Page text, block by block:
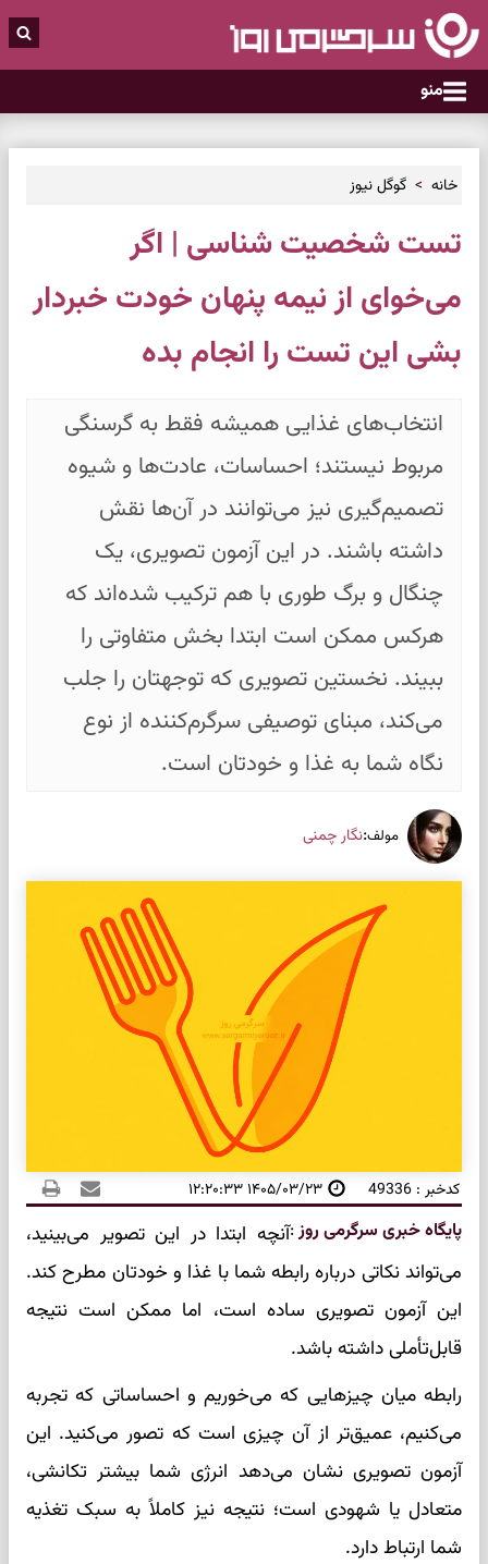
منو
خانه گوگل نیوز
تست شخصیت شناسی | اگر
می‌خوای از نیمه پنهان خودت خبردار
بشی این تست را انجام بده
انتخاب‌های غذایی همیشه فقط به گرسنگی
مربوط نیستند؛ احساسات، عادت‌ها و شیوه
تصمیم‌گیری نیز می‌توانند در آن‌ها نقش
داشته باشند. در این آزمون تصویری، یک
چنگال و برگ طوری با هم ترکیب شده‌اند که
هرکس ممکن است ابتدا بخش متفاوتی را
ببیند. نخستین تصویری که توجهتان را جلب
می‌کند، مبنای توصیفی سرگرم‌کننده از نوع
نگاه شما به غذا و خودتان است.
مولف:نگار چمنی
کدخبر : 49336 ۱۴۰۵/۰۳/۲۳ ۱۲:۲۰:۳۳
پایگاه خبری سرگرمی روز:آنچه ابتدا در این تصویر می‌بینید،
می‌تواند نکاتی درباره رابطه شما با غذا و خودتان مطرح کند.
این آزمون تصویری ساده است، اما ممکن است نتیجه
قابل‌تأملی داشته باشد.
رابطه میان چیزهایی که می‌خوریم و احساساتی که تجربه
می‌کنیم، عمیق‌تر از آن چیزی است که تصور می‌کنید. این
آزمون تصویری نشان می‌دهد انرژی شما بیشتر تکانشی،
متعادل یا شهودی است؛ نتیجه نیز کاملاً به سبک تغذیه
شما ارتباط دارد.